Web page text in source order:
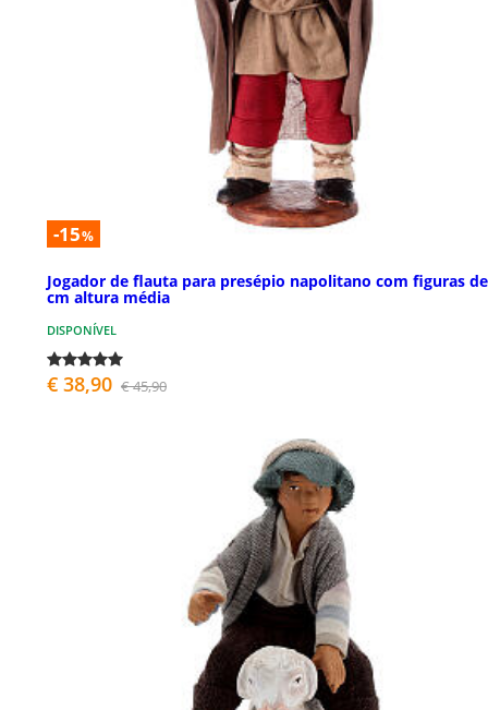
-15%
Jogador de flauta para presépio napolitano com figuras
cm altura média
DISPONÍVEL
€ 38,90 € 45,90